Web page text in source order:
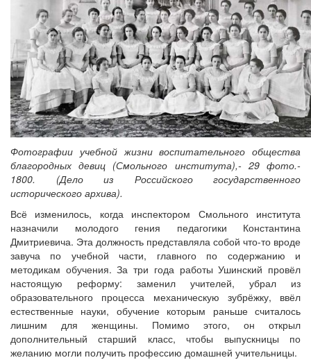
Фотографии учебной жизни воспитательного общества
благородных девиц (Смольного института),- 29 фото.-
1800. (Дело из Российского государственного
исторического архива).
Всё изменилось, когда инспектором Смольного института
назначили молодого гения педагогики Константина
Дмитриевича. Эта должность представляла собой что-то вроде
завуча по учебной части, главного по содержанию и
методикам обучения. За три года работы Ушинский провёл
настоящую реформу: заменил учителей, убрал из
образовательного процесса механическую зубрёжку, ввёл
естественные науки, обучение которым раньше считалось
лишним для женщины. Помимо этого, он открыл
дополнительный старший класс, чтобы выпускницы по
желанию могли получить профессию домашней учительницы.